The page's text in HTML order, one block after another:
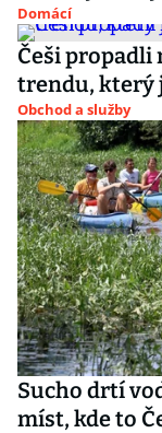
Domácí
Češi
trendu, který
Obchod a služby
Sucho drtí
míst, kde to